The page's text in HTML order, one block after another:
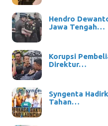
Hendro
Jawa Tengah…
Korupsi
Direktur…
Syngenta
Tahan…